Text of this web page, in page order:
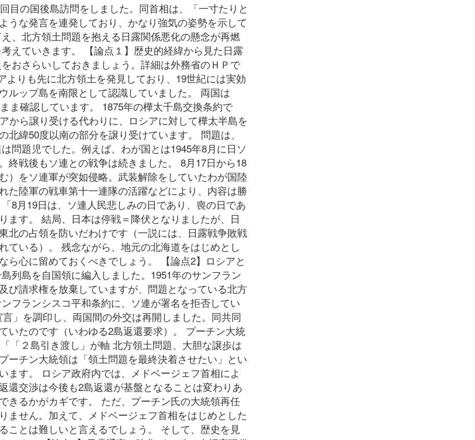
目の国後島訪問をしました。同首相は、「一寸たりと
うな発言を連発しており、かなり強気の姿勢を示して
、北方領土問題を抱える日露関係悪化の懸念が再燃
えていきます。 【論点１】歴史的経緯から見た日露
おさらいしておきましょう。詳細は外務省のＨＰで
りも先に北方領土を発見しており、19世紀には実効
ルップ島を南限として認識していました。 両国は
ま確認しています。 1875年の樺太千島交換条約で
から譲り受ける代わりに、ロシアに対して樺太半島を
緯50度以南の部分を譲り受けています。 問題は、
問題児でした。例えば、わが国とは1945年8月に日ソ
戦後もソ連との戦争は続きました。 8月17日から18
）をソ連軍が突如侵略。武装解除をしていたわが国陸
た陸軍の戦車第十一連隊の活躍などにより、内容は勝
8月19日は、ソ連人民悲しみの日であり、喪の日であ
ます。 結局、日本は停戦＝降伏となりましたが、日
北の占領を防いだわけです（一説には、日露戦争敗戦
ている）。 残念ながら、地元の北海道をはじめとし
心に留めておくべきでしょう。 【論点2】ロシアと
列島を自国領に編入しました。1951年のサンフラン
び請求権を放棄していますが、問題となっている北方
フランシスコ平和条約に、ソ連が署名を拒否してい
」を調印し、両国間の外交は再開しました。同共同
いたのです（いわゆる2島返還要求）。 プーチン大統
「２島引き渡し」が軸 北方領土問題、大胆な譲歩は
チン大統領は「領土問題を最終決着させたい」とい
ます。 ロシア政府内では、メドベージェフ首相によ
還交渉は今後も2島返還が基盤となることは変わりあ
きるかがカギです。 ただ、プーチン氏の大統領再任
せん。加えて、メドベージェフ首相をはじめとした
ことは難しいと言えるでしょう。 そして、歴史を見